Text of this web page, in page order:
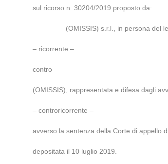
sul ricorso n. 30204/2019 proposto da:
(OMISSIS) s.r.l., in persona del
– ricorrente –
contro
(OMISSIS), rappresentata e difesa dagli
– controricorrente –
avverso la sentenza della Corte di appello
depositata il 10 luglio 2019.